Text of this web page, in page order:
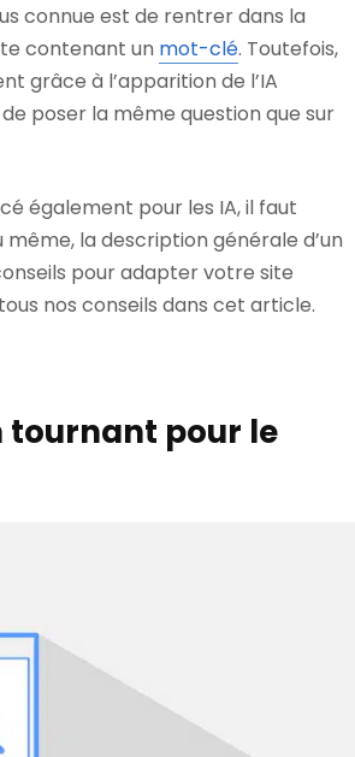
connue est de rentrer dans la
contenant un mot-clé. Toutefois,
grâce à l’apparition de l’IA
poser la même question que sur
également pour les IA, il faut
la description générale d’un
pour adapter votre site
nos conseils dans cet article.
tournant pour le